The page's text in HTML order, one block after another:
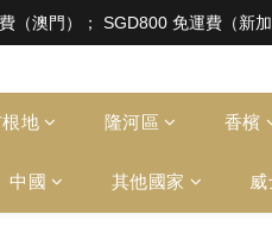
類。Under the law of Hong
（澳門）； SGD800 免運費（新
類。Under the law of Hong
地 隆河區 香檳
中國 其他國家 威